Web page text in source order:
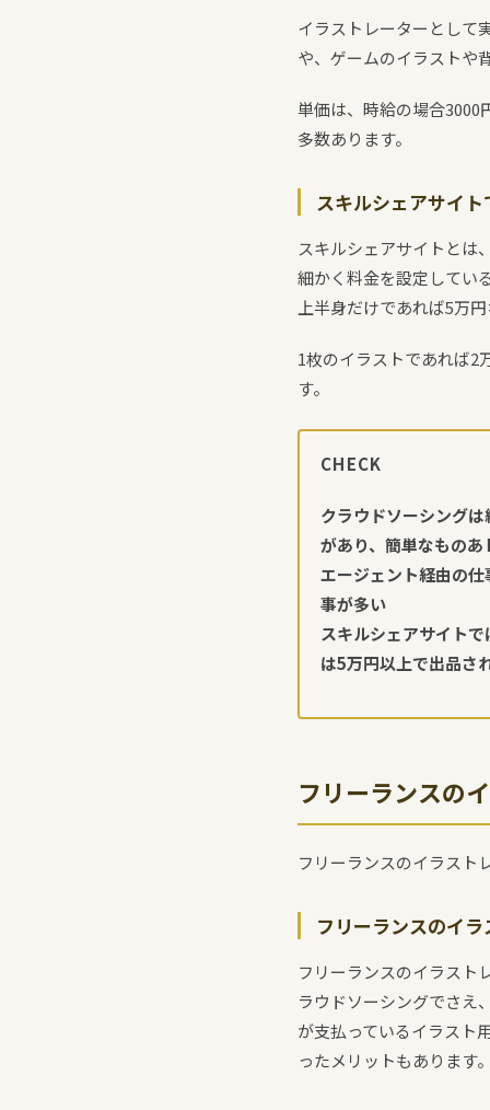
イラストレーターとして
や、ゲームのイラストや
単価は、時給の場合3000
多数あります。
スキルシェアサイ
スキルシェアサイトとは
細かく料金を設定してい
上半身だけであれば5万
1枚のイラストであれば2
す。
CHECK
クラウドソーシング
があり、簡単なもの
エージェント経由の
事が多い
スキルシェアサイト
は5万円以上で出品さ
フリーランスの
フリーランスのイラスト
フリーランスのイ
フリーランスのイラスト
ラウドソーシングでさえ
が支払っているイラスト
ったメリットもあります